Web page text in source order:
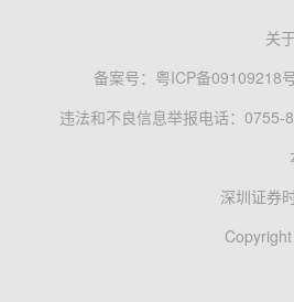
关
备案号： 粤ICP备09109218
违法和不良信息举报电话：0755-
深圳证券